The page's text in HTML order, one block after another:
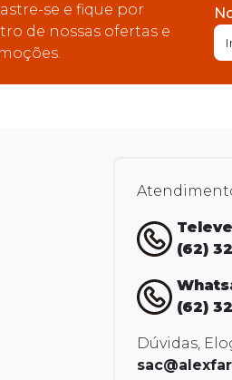
se e fique por
de nossas ofertas e
(62)
(62)
Dúvidas,